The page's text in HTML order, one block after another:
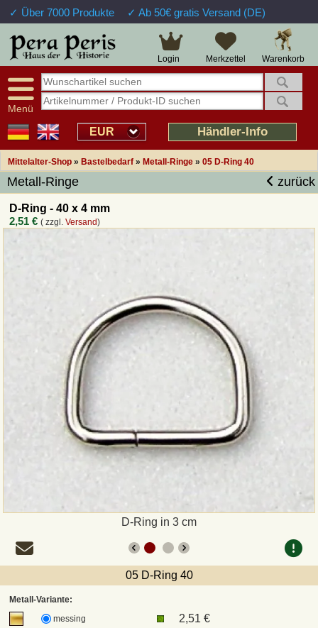
✓ Über 7000 Produkte ✓ Ab 50€ gratis Versand (DE)
Warenkorb
Merkzettel
Login
Menü
EUR Händler-Info
Mittelalter-Shop » Bastelbedarf » Metall-Ringe » 05 D-Ring 40
Metall-Ringe zurück
D-Ring - 40 x 4 mm
2,51 € ( zzgl.Versand)
D-Ring in 3 cm
05 D-Ring 40
Metall-Variante:
messing
2,51 €
Große Auswahl
Verfügbarkeitsanzeige
Sendungsverfolgung
Intelligente Navigation
Freundlicher Service
14 Tage Widerrufsrecht
Über 25 Jahre Erfahrung
Schnelle Rücküberweisung
Kulant bei Retouren
Prof. Auftragsabwicklung
Übersicht Mittelalter-Produkte
Impressum
Widerrufsfunktion
Versandarten und Retouren
UPS
DHL Paket